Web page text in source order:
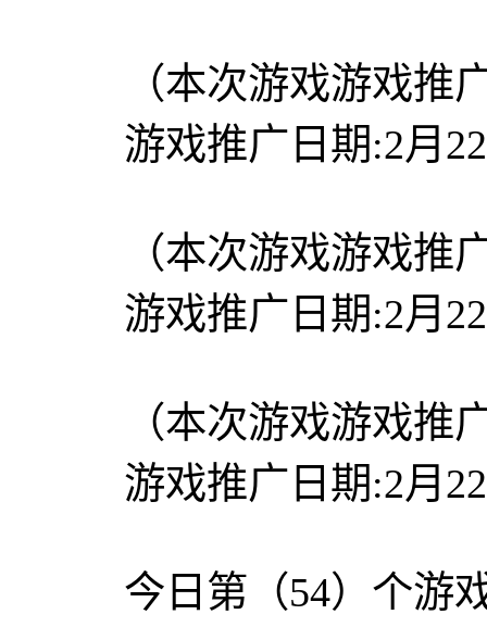
（本次游戏游戏推
游戏推广日期:2月
（本次游戏游戏推
游戏推广日期:2月
（本次游戏游戏推
游戏推广日期:2月
今日第（54）个游